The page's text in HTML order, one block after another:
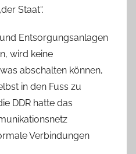
Staat“.
Entsorgungsanlagen
wird keine
abschalten können,
in den Fuss zu
DDR hatte das
Verbindungen